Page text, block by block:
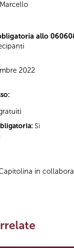
allo
2022
Sì
in